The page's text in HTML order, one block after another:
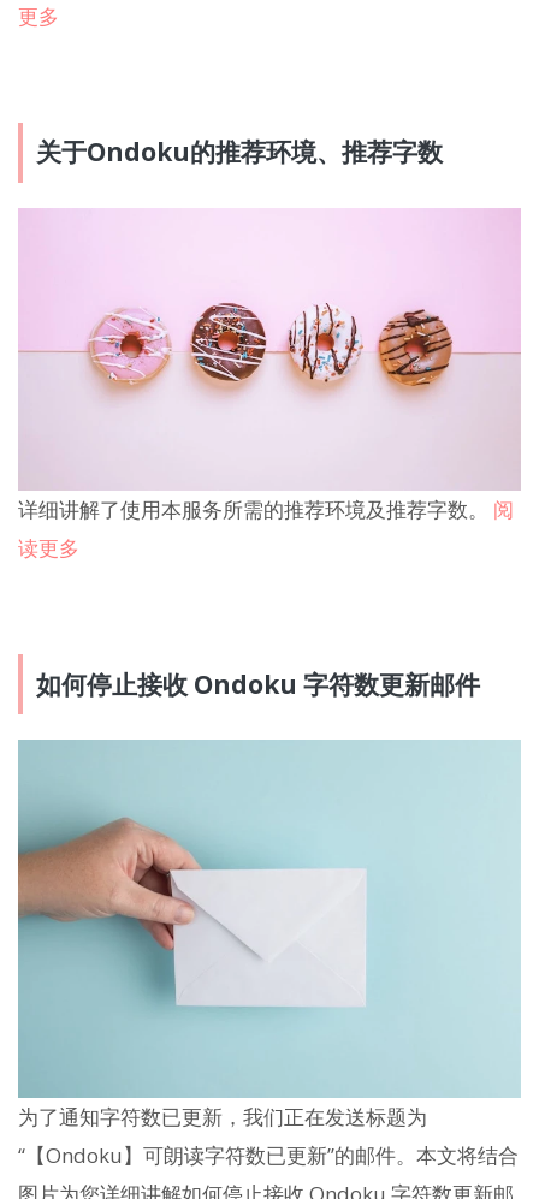
更多
关于Ondoku的推荐环境、推荐字数
详细讲解了使用本服务所需的推荐环境及推荐字数。 阅
读更多
如何停止接收 Ondoku 字符数更新邮件
为了通知字符数已更新，我们正在发送标题为
“【Ondoku】可朗读字符数已更新”的邮件。本文将结合